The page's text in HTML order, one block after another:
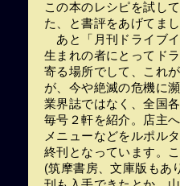
この本のレシピを試し
た、と書評をあげてま
あと「月刊ドライブ
生まれの者にとってド
寄る場所でして、これ
が、今や絶滅の危機に
業界誌ではなく、全国
毎号２軒を紹介。店主
メニューなどをルポル
終刊となっています。
(筑摩書房、文庫版もあ